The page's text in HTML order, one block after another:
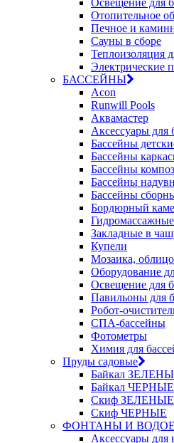
Освещение для
Отопительное
Печное и
Сауны в сборе
Теплоизоляция
Электрические
БАССЕЙНЫ
Acon
Runwill Pools
Аквамастер
Аксессуары для
Бассейны
Бассейны
Бассейны
Бассейны
Бассейны
Бордюрный
Закладные в
Купели
Мозаика,
Оборудование
Освещение для
Павильоны для
Робот-
СПА-бассейны
Фотометры
Химия для
Пруды садовые
Байкал
Байкал ЧЕРНЫЕ
Скиф ЗЕЛЕНЫЕ
Скиф ЧЕРНЫЕ
ФОНТАНЫ И
Аксессуары для